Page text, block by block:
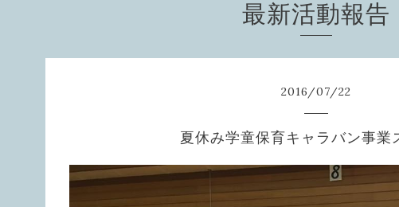
最新活動報告
2016/07/22
夏休み学童保育キャラバン事業